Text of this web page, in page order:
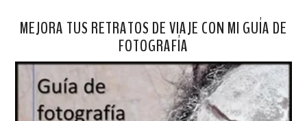
MEJORA TUS RETRATOS DE VIAJE CON MI GUÍA DE
FOTOGRAFÍA